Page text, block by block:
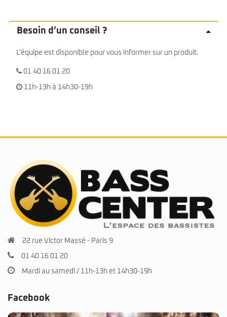
Besoin d’un conseil ?
L'équipe est disponible pour vous informer sur un produit.
01 40 16 01 20
11h-13h à 14h30-19h
22 rue Victor Massé - Paris 9
01 40 16 01 20
Mardi au samedi / 11h-13h et 14h30-19h
Facebook